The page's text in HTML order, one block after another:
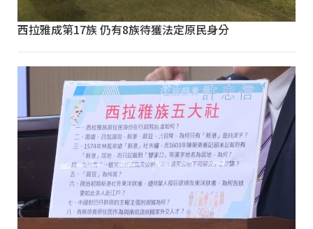
西拉雅成第17族 仍有8族待獲法定原民身分